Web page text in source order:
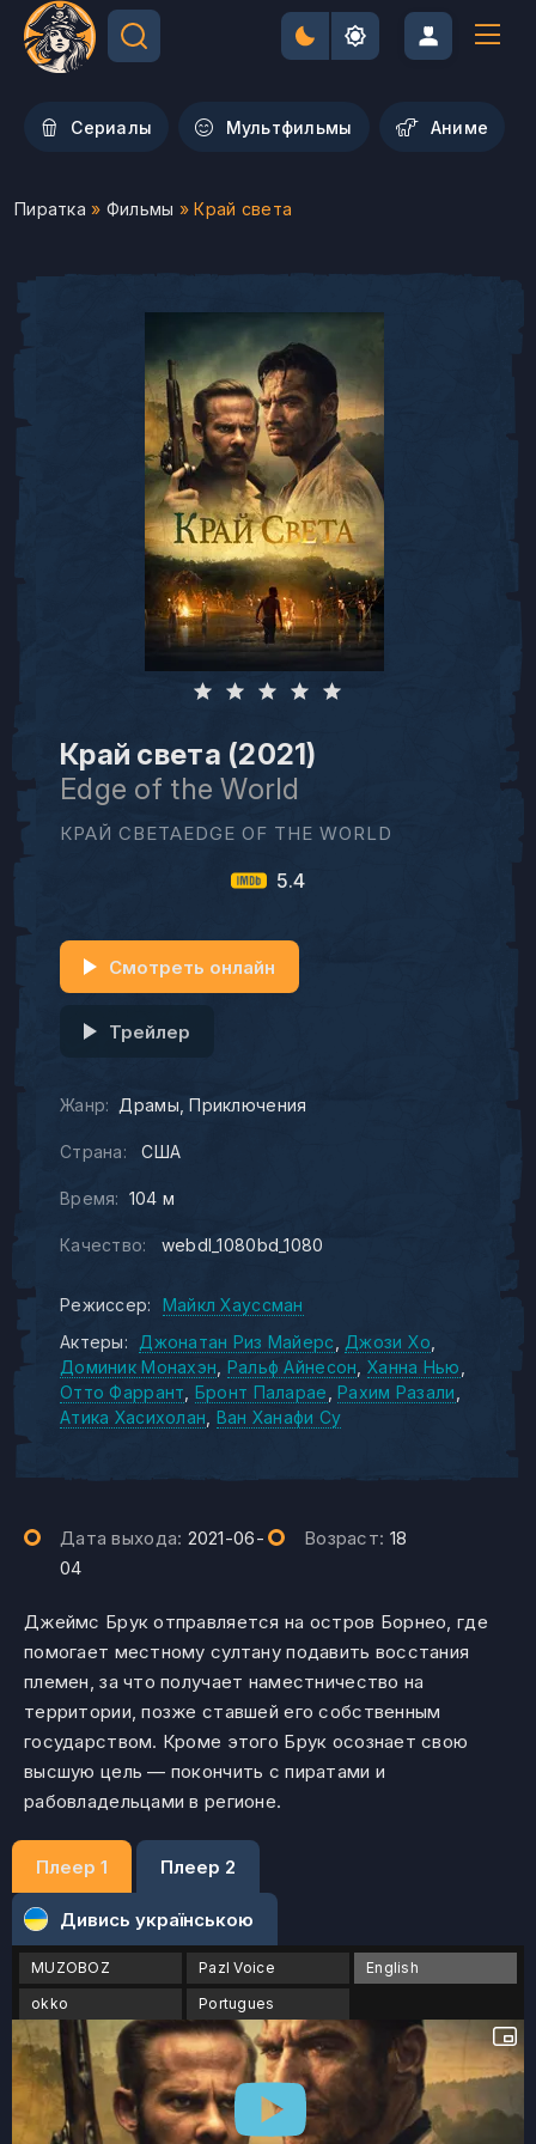
Сериалы Мультфильмы Aниме
Пиратка » Фильмы » Край света
Край света (2021)
Edge of the World
КРАЙ СВЕТАEDGE OF THE WORLD
5.4
Жанр: Драмы Приключения
Страна: США
Время: 104 м
Качество: webdl_1080bd_1080
Смотреть онлайн
Трейлер
Режиссер:
Майкл Хауссман
Актеры:
Джонатан Риз Майерс
Джози Хо
Доминик Монахэн Ральф Айнесон Ханна Нью
Отто Фаррант Бронт Паларае Рахим Разали
Атика Хасихолан Ван Ханафи Су
Дата выхода: 2021-06-
04
Возраст: 18
Джеймс Брук отправляется на остров Борнео, где
помогает местному султану подавить восстания
племен, за что получает наместничество на
территории, позже ставшей его собственным
государством. Кроме этого Брук осознает свою
высшую цель — покончить с пиратами и
рабовладельцами в регионе.
Плеер 1 Плеер 2
Дивись українською
MUZOBOZ Pazl Voice
English
okko
Portugues